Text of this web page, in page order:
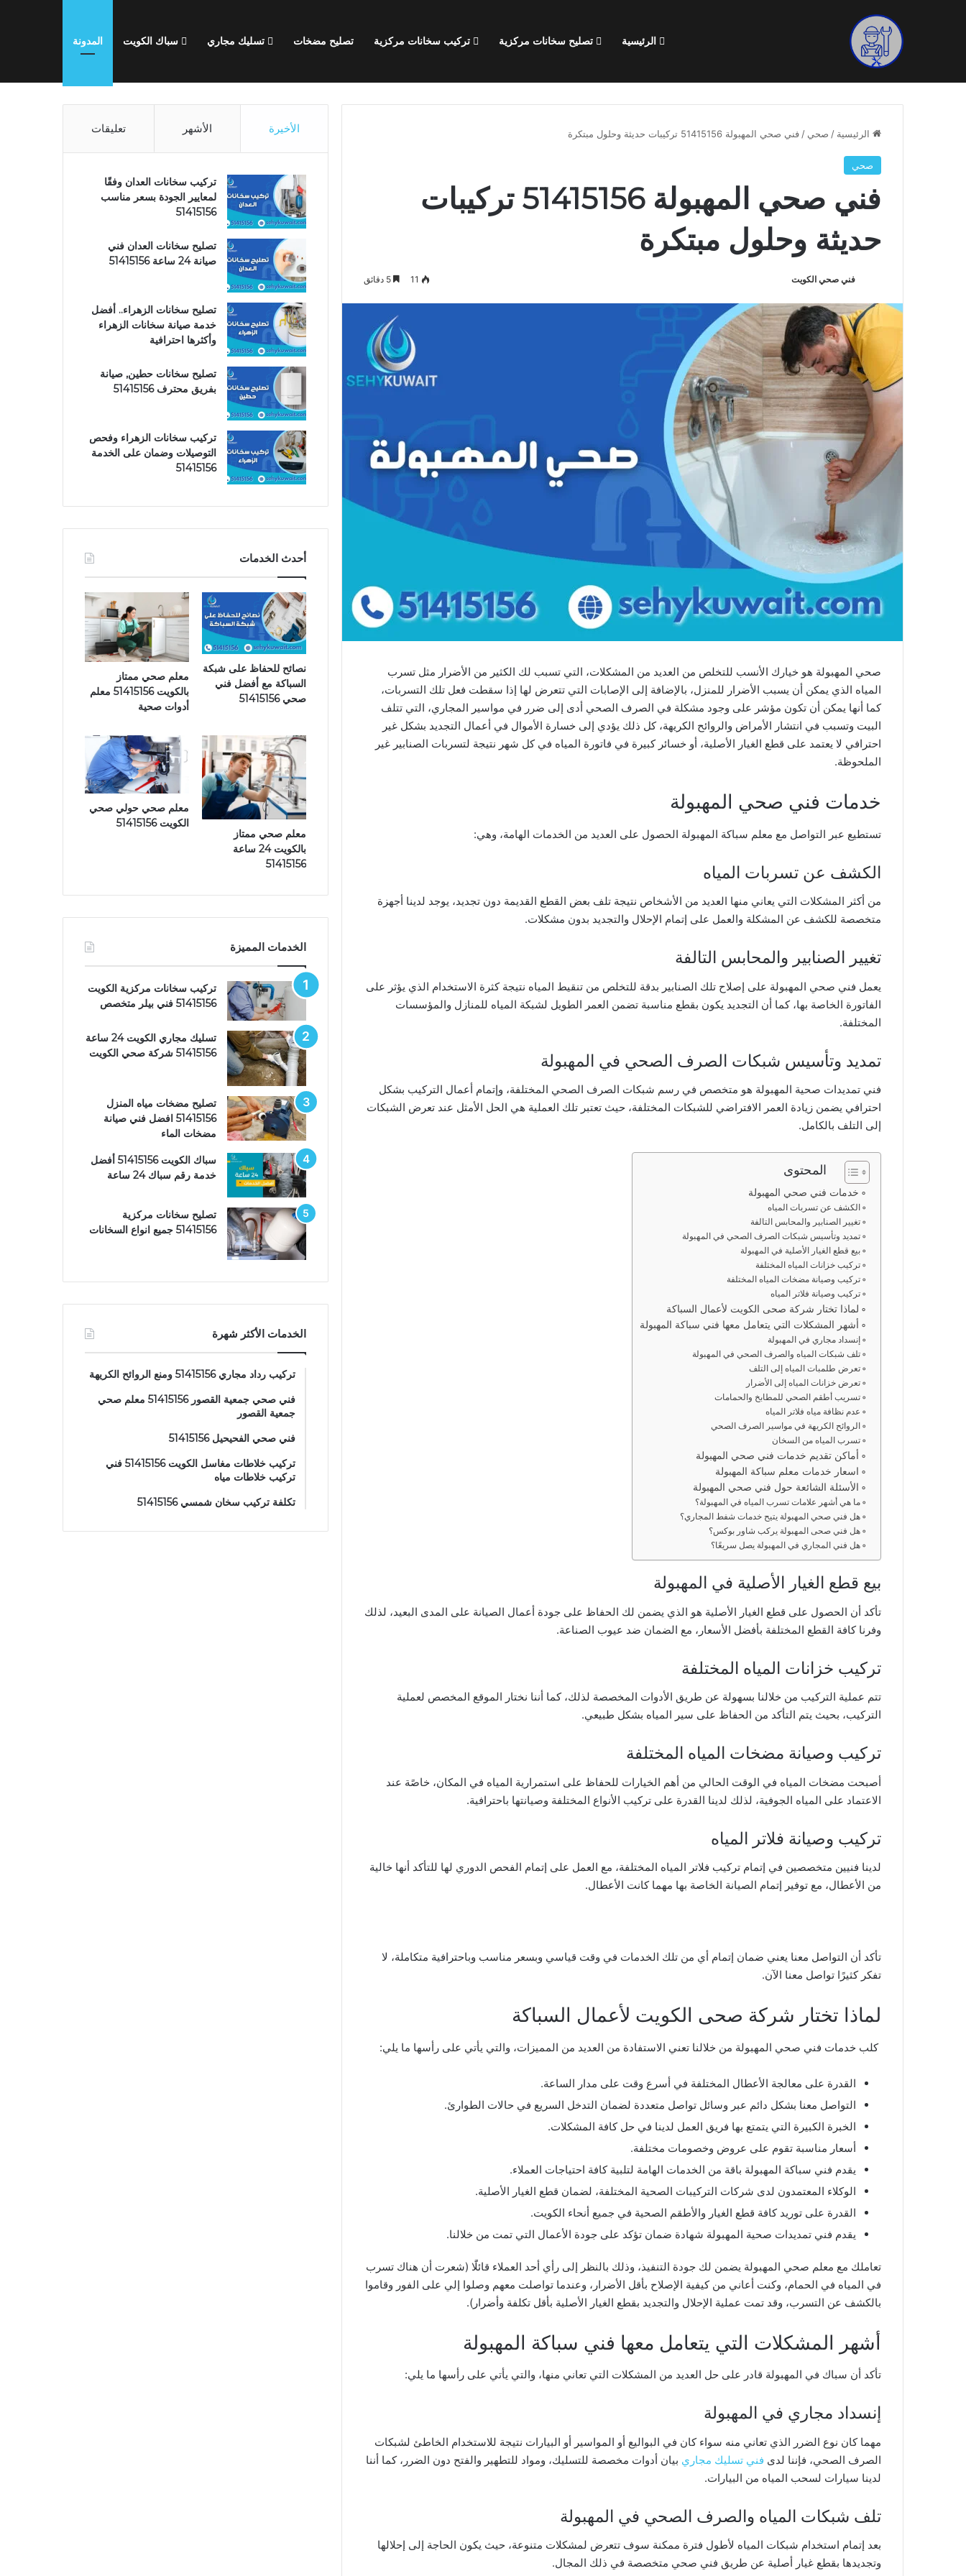
الرئيسية تصليح سخانات مركزية تركيب سخانات مركزية تصليح مضخات تسليك مجاري سباك الكويت المدونة
الرئيسية / صحي / فني صحي المهبولة 51415156 تركيبات حديثة وحلول مبتكرة
صحي
فني صحي المهبولة 51415156 تركيبات
حديثة وحلول مبتكرة
فني صحي الكويت 11
صحي المهبولة هو خيارك الأنسب للتخلص من العديد من المشكلات، التي تسبب لك الكثير من الأضرار مثل تسرب
المياه الذي يمكن أن يسبب الأضرار للمنزل، بالإضافة إلى الإصابات التي تتعرض لها إذا سقطت فعل تلك التسربات،
كما أنها يمكن أن تكون مؤشر على وجود مشكلة في الصرف الصحي أدى إلى ضرر في مواسير المجاري، التي تتلف
البيت وتسبب في انتشار الأمراض والروائح الكريهة، كل ذلك يؤدي إلى خسارة الأموال في أعمال التجديد بشكل غير
احترافي لا يعتمد على قطع الغيار الأصلية، أو خسائر كبيرة في فاتورة المياه في كل شهر نتيجة لتسربات الصنابير غير
الملحوظة.
خدمات فني صحي المهبولة
تستطيع عبر التواصل مع معلم سباكة المهبولة الحصول على العديد من الخدمات الهامة، وهي:
الكشف عن تسربات المياه
من أكثر المشكلات التي يعاني منها العديد من الأشخاص نتيجة تلف بعض القطع القديمة دون تجديد، يوجد لدينا أجهزة
متخصصة للكشف عن المشكلة والعمل على إتمام الإحلال والتجديد بدون مشكلات.
تغيير الصنابير والمحابس التالفة
يعمل فني صحي المهبولة على إصلاح تلك الصنابير بدقة للتخلص من تنقيط المياه نتيجة كثرة الاستخدام الذي يؤثر على
الفاتورة الخاصة بها، كما أن التجديد يكون بقطع مناسبة تضمن العمر الطويل لشبكة المياه للمنازل والمؤسسات
المختلفة.
تمديد وتأسيس شبكات الصرف الصحي في المهبولة
فني تمديدات صحية المهبولة هو متخصص في رسم شبكات الصرف الصحي المختلفة، وإتمام أعمال التركيب بشكل
احترافي يضمن زيادة العمر الافتراضي للشبكات المختلفة، حيث تعتبر تلك العملية هي الحل الأمثل عند تعرض الشبكات
إلى التلف بالكامل.
المحتوى
خدمات فني صحي المهبولة
الكشف عن تسربات المياه
تغيير الصنابير والمحابس التالفة
تمديد وتأسيس شبكات الصرف الصحي في المهبولة
بيع قطع الغيار الأصلية في المهبولة
تركيب خزانات المياه المختلفة
تركيب وصيانة مضخات المياه المختلفة
تركيب وصيانة فلاتر المياه
لماذا تختار شركة صحى الكويت لأعمال السباكة
أشهر المشكلات التي يتعامل معها فني سباكة المهبولة
إنسداد مجاري في المهبولة
تلف شبكات المياه والصرف الصحي في المهبولة
تعرض طلمبات المياه إلى التلف
تعرض خزانات المياه إلى الأضرار
تسريب أطقم الصحي للمطابخ والحمامات
عدم نظافة مياه فلاتر المياه
الروائح الكريهة في مواسير الصرف الصحي
تسرب المياه من السخان
أماكن تقديم خدمات فني صحي المهبولة
اسعار خدمات معلم سباكة المهبولة
الأسئلة الشائعة حول فني صحي المهبولة
ما هي أشهر علامات تسرب المياه في المهبولة؟
هل فني صحي المهبولة يتيح خدمات شفط المجاري؟
هل فني صحى المهبولة يركب شاور بوكس؟
هل فني المجاري في المهبولة يصل سريعًا؟
بيع قطع الغيار الأصلية في المهبولة
تأكد أن الحصول على قطع الغيار الأصلية هو الذي يضمن لك الحفاظ على جودة أعمال الصيانة على المدى البعيد، لذلك
وفرنا كافة القطع المختلفة بأفضل الأسعار، مع الضمان ضد عيوب الصناعة.
تركيب خزانات المياه المختلفة
تتم عملية التركيب من خلالنا بسهولة عن طريق الأدوات المخصصة لذلك، كما أننا نختار الموقع المخصص لعملية
التركيب، بحيث يتم التأكد من الحفاظ على سير المياه بشكل طبيعي.
تركيب وصيانة مضخات المياه المختلفة
أصبحت مضخات المياه في الوقت الحالي من أهم الخيارات للحفاظ على استمرارية المياه في المكان، خاصًة عند
الاعتماد على المياه الجوفية، لذلك لدينا القدرة على تركيب الأنواع المختلفة وصيانتها باحترافية.
تركيب وصيانة فلاتر المياه
لدينا فنيين متخصصين في إتمام تركيب فلاتر المياه المختلفة، مع العمل على إتمام الفحص الدوري لها للتأكد أنها خالية
من الأعطال، مع توفير إتمام الصيانة الخاصة بها مهما كانت الأعطال.
تأكد أن التواصل معنا يعني ضمان إتمام أي من تلك الخدمات في وقت قياسي وبسعر مناسب وباحترافية متكاملة، لا
تفكر كثيرًا تواصل معنا الآن.
لماذا تختار شركة صحى الكويت لأعمال السباكة
كلب خدمات فني صحي المهبولة من خلالنا تعني الاستفادة من العديد من المميزات، والتي يأتي على رأسها ما يلي:
القدرة على معالجة الأعطال المختلفة في أسرع وقت على مدار الساعة.
التواصل معنا بشكل دائم عبر وسائل تواصل متعددة لضمان التدخل السريع في حالات الطوارئ.
الخبرة الكبيرة التي يتمتع بها فريق العمل لدينا في حل كافة المشكلات.
أسعار مناسبة تقوم على عروض وخصومات مختلفة.
يقدم فني سباكة المهبولة باقة من الخدمات الهامة لتلبية كافة احتياجات العملاء.
الوكلاء المعتمدون لدى شركات التركيبات الصحية المختلفة، لضمان قطع الغيار الأصلية.
القدرة على توريد كافة قطع الغيار والأطقم الصحية في جميع أنحاء الكويت.
يقدم فني تمديدات صحية المهبولة شهادة ضمان تؤكد على جودة الأعمال التي تمت من خلالنا.
تعاملك مع معلم صحي المهبولة يضمن لك جودة التنفيذ، وذلك بالنظر إلى رأي أحد العملاء قائلًَا (شعرت أن هناك تسرب
في المياه في الحمام، وكنت أعاني من كيفية الإصلاح بأقل الأضرار، وعندما تواصلت معهم وصلوا إلي على الفور وقاموا
بالكشف عن التسرب، وقد تمت عملية الإحلال والتجديد بقطع الغيار الأصلية بأقل تكلفة وأضرار).
أشهر المشكلات التي يتعامل معها فني سباكة المهبولة
تأكد أن سباك في المهبولة قادر على حل العديد من المشكلات التي تعاني منها، والتي يأتي على رأسها ما يلي:
إنسداد مجاري في المهبولة
مهما كان نوع الضرر الذي تعاني منه سواء كان في البواليع أو المواسير أو البيارات نتيجة للاستخدام الخاطئ لشبكات
الصرف الصحي، فإننا لدى فني تسليك مجاري بيان أدوات مخصصة للتسليك، ومواد للتطهير والفتح دون الضرر، كما أننا
لدينا سيارات لسحب المياه من البيارات.
تلف شبكات المياه والصرف الصحي في المهبولة
بعد إتمام استخدام شبكات المياه لأطول فترة ممكنة سوف تتعرض لمشكلات متنوعة، حيث يكون الحاجة إلى إحلالها
وتجديدها بقطع غيار أصلية عن طريق فني صحي متخصصة في ذلك المجال.
الأخيرة الأشهر تعليقات
تركيب سخانات العدان وفقًا
لمعايير الجودة بسعر مناسب
51415156
تصليح سخانات العدان فني
صيانة 24 ساعة 51415156
تصليح سخانات الزهراء.. أفضل
خدمة صيانة سخانات الزهراء
وأكثرها احترافية
تصليح سخانات حطين, صيانة
بفريق محترف 51415156
تركيب سخانات الزهراء وفحص
التوصيلات وضمان على الخدمة
51415156
أحدث الخدمات
نصائح للحفاظ على شبكة
السباكة مع أفضل فني
صحي 51415156
معلم صحي ممتاز
بالكويت 51415156 معلم
أدوات صحية
معلم صحي ممتاز
بالكويت 24 ساعة
51415156
معلم صحي حولي صحي
الكويت 51415156
الخدمات المميزة
تركيب سخانات مركزية الكويت
51415156 فني بيلر متخصص
تسليك مجاري الكويت 24 ساعة
51415156 شركة صحي الكويت
تصليح مضخات مياه المنزل
51415156 افضل فني صيانة
مضخات الماء
سباك الكويت 51415156 أفضل
خدمة رقم سباك 24 ساعة
تصليح سخانات مركزية
51415156 جميع انواع السخانات
الخدمات الأكثر شهرة
تركيب رداد مجاري 51415156 ومنع الروائح الكريهة
فني صحي جمعية القصور 51415156 معلم صحي
جمعية القصور
فني صحي الفحيحيل 51415156
تركيب خلاطات مغاسل الكويت 51415156 فني
تركيب خلاطات مياه
تكلفة تركيب سخان شمسي 51415156